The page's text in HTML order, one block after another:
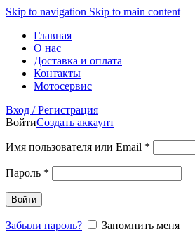
Skip to navigation Skip to main content
Главная
О нас
Доставка и оплата
Контакты
Мотосервис
Вход / Регистрация
ВойтиСоздать аккаунт
Имя пользователя или Email *
Пароль *
Войти
Забыли пароль?
Запомнить меня